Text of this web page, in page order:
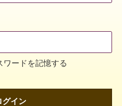
ワードを記憶する
グイン